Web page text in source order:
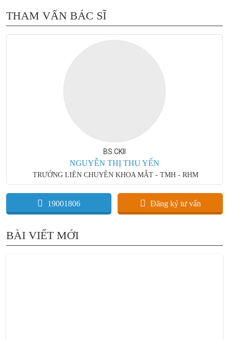
THAM VẤN BÁC SĨ
BS.CKII
NGUYỄN THỊ THU YẾN
TRƯỞNG LIÊN CHUYÊN KHOA MẮT - TMH - RHM
19001806 Đăng ký tư vấn
BÀI VIẾT MỚI